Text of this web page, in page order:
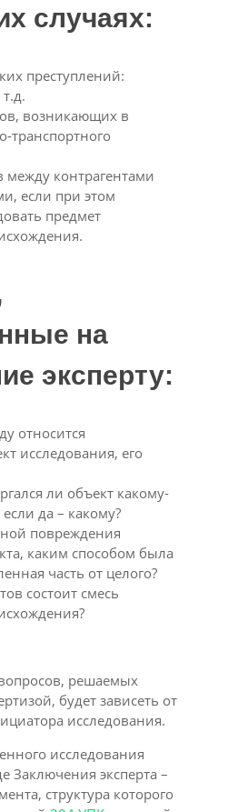
случаях:
преступлений:
возникающих в
транспортного
между контрагентами
если при этом
предмет
на
эксперту:
относится
исследования, его
ли объект какому-
да – какому?
повреждения
каким способом была
часть от целого?
состоит смесь
решаемых
будет зависеть от
исследования.
исследования
Заключения эксперта –
структура которого